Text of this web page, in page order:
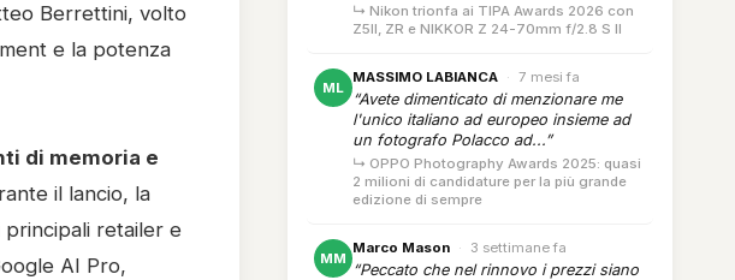
Berrettini, volto
e la potenza
di memoria e
il lancio, la
principali retailer e
AI Pro,
↳ Nikon trionfa ai TIPA Awards 2026 con
Z5II, ZR e NIKKOR Z 24-70mm f/2.8 S II
ML
MASSIMO LABIANCA · 7 mesi fa
“Avete dimenticato di menzionare me
l'unico italiano ad europeo insieme ad
un fotografo Polacco ad...”
↳ OPPO Photography Awards 2025: quasi
2 milioni di candidature per la più grande
edizione di sempre
MM
Marco Mason · 3 settimane fa
“Peccato che nel rinnovo i prezzi siano